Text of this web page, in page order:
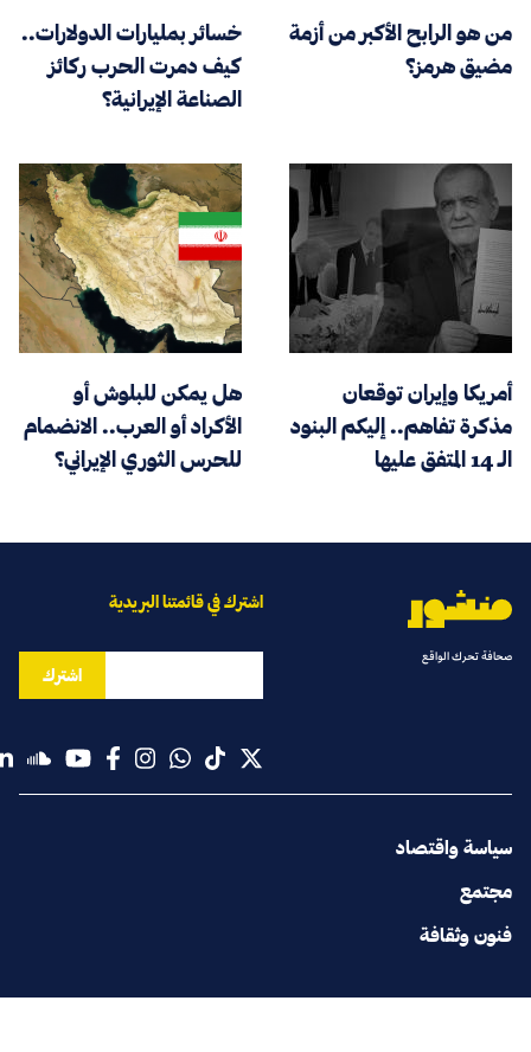
من هو الرابح الأكبر من أزمة
مضيق هرمز؟
خسائر بمليارات الدولارات..
كيف دمرت الحرب ركائز
الصناعة الإيرانية؟
أمريكا وإيران توقعان
مذكرة تفاهم.. إليكم البنود
الـ 14 المتفق عليها
هل يمكن للبلوش أو
الأكراد أو العرب.. الانضمام
للحرس الثوري الإيراني؟
صحافة تحرك الواقع
سياسة واقتصاد
مجتمع
فنون وثقافة
اشترك في قائمتنا البريدية
اشترك